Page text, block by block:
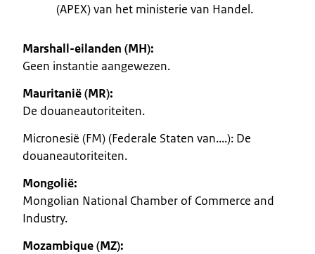
(APEX) van het ministerie van Handel.
Marshall-eilanden (MH):
Geen instantie aangewezen.
Mauritanië (MR):
De douaneautoriteiten.
Micronesië (FM) (Federale Staten van....): De
douaneautoriteiten.
Mongolië:
Mongolian National Chamber of Commerce and
Industry.
Mozambique (MZ):